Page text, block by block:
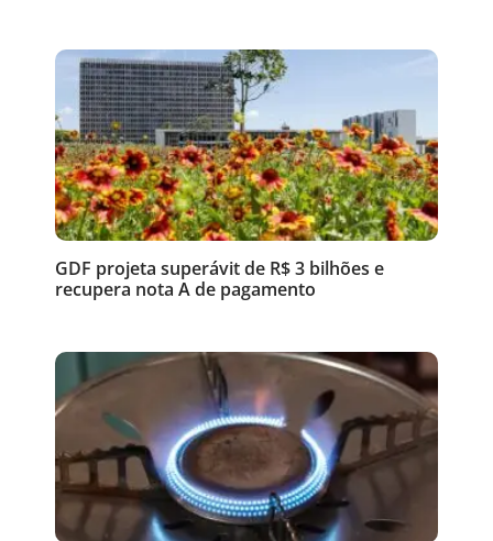
GDF projeta superávit de R$ 3 bilhões e
recupera nota A de pagamento